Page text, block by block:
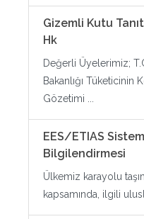
Gizemli Kutu
Hk
Değerli Üyelerimiz;
Bakanlığı Tüketicinin
Gözetimi ...
EES/ETIAS
Bilgilendirmesi
Ülkemiz karayolu
kapsamında, ilgili